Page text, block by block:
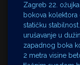
Zagreb 22.
bokova
statičku
urušavanje u
zapadnog boka
2 metra visine